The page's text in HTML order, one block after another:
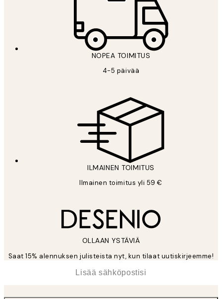
NOPEA TOIMITUS
4-5 päivää
ILMAINEN TOIMITUS
Ilmainen toimitus yli 59 €
OLLAAN YSTÄVIÄ
Saat 15% alennuksen julisteista nyt, kun tilaat uutiskirjeemme!